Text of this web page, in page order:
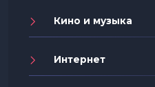
Кино и музыка
Интернет